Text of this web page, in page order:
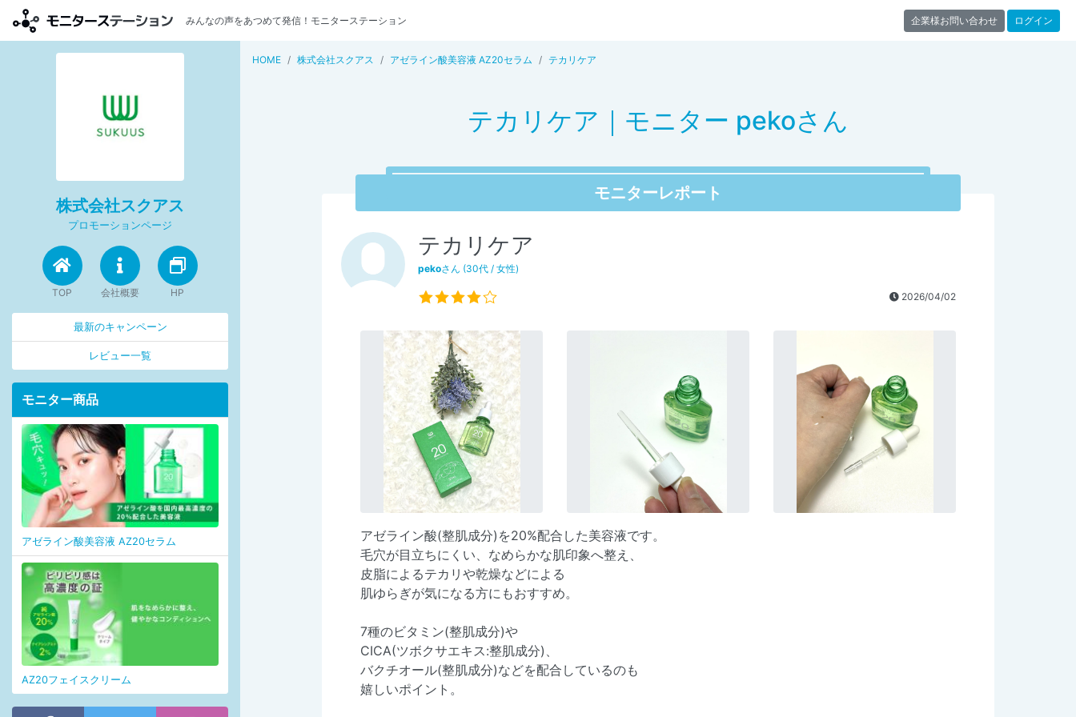
みんなの声をあつめて発信！モニターステーション 企業様お問い合わせ ログイン
HOME 株式会社スクアス アゼライン酸美容液 AZ20セラム テカリケア
テカリケア｜モニター pekoさん
モニターレポート
テカリケア
pekoさん (30代 / 女性)
2026/04/02
アゼライン酸(整肌成分)を20%配合した美容液です。
毛穴が目立ちにくい、なめらかな肌印象へ整え、
皮脂によるテカリや乾燥などによる
肌ゆらぎが気になる方にもおすすめ。
7種のビタミン(整肌成分)や
CICA(ツボクサエキス:整肌成分)、
バクチオール(整肌成分)などを配合しているのも
嬉しいポイント。
株式会社スクアス
プロモーションページ
TOP 会社概要 HP
最新のキャンペーン
レビュー一覧
モニター商品
アゼライン酸美容液 AZ20セラム
AZ20フェイスクリーム